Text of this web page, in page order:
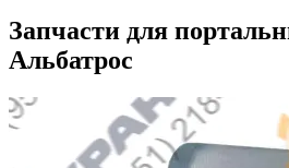
Запчасти для
Альбатрос